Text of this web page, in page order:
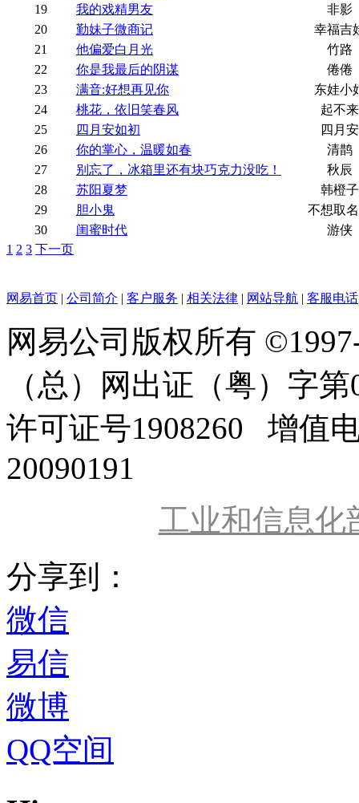
19
我的戏精男友
非影
20
勤妹子微商记
幸福吉
21
他偏爱白月光
竹路
22
你是我最后的阴谋
倦倦
23
满音:好想再见你
东娃小
24
桃花，依旧笑春风
起不来
25
四月安如初
四月安
26
你的掌心，温暖如春
清鹊
27
别忘了，冰箱里还有块巧克力没吃！
秋辰
28
苏阳夏梦
韩橙子
29
胆小鬼
不想取
30
闺蜜时代
游侠
1 2 3 下一页
网易首页 | 公司简介 | 客户服务 | 相关法律 | 网站导航 | 客服电话
网易公司版权所有
（总）网出证（粤）字
许可证号1908260 增值
20090191
工业和信息化
分享到：
微信
易信
微博
QQ空间